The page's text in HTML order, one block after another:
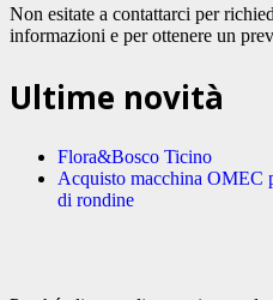
Non esitate a contattarci per
informazioni e per ottenere un
Ultime novità
Flora&Bosco Ticino
Acquisto macchina OMEC
di rondine